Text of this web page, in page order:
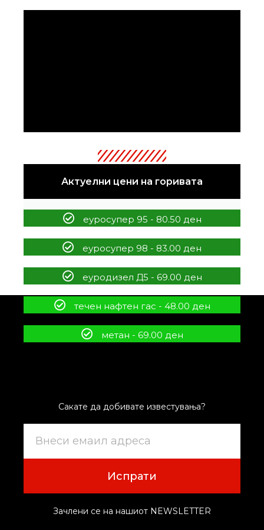
Актуелни цени на горивата
еуросупер 95 - 80.50 ден
еуросупер 98 - 83.00 ден
еуродизел Д5 - 69.00 ден
течен нафтен гас - 48.00 ден
метан - 69.00 ден
Сакате да добивате известувања?
Испрати
Зачлени се на нашиот NEWSLETTER